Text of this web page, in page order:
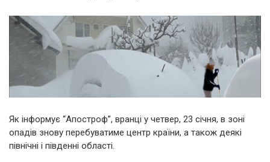
Як інформує “Апостроф”, вранці у четвер, 23 січня, в зоні
опадів знову перебуватиме центр країни, а також деякі
північні і південні області.